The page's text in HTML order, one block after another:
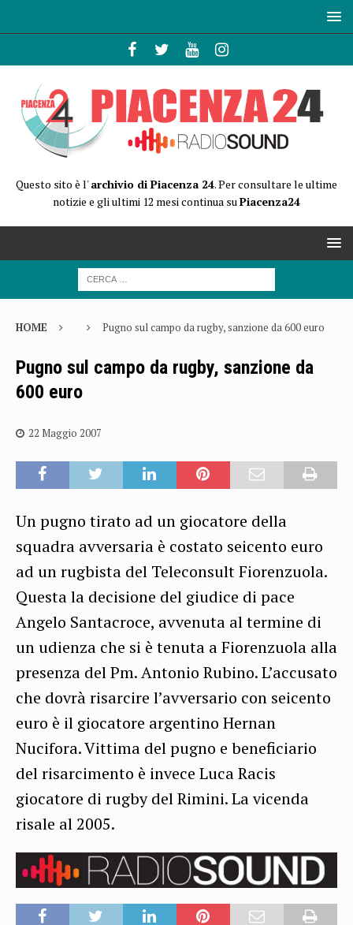
Questo sito è l'archivio di Piacenza 24. Per consultare le ultime
notizie e gli ultimi 12 mesi continua suPiacenza24
HOME Pugno sul campo da rugby, sanzione da 600 euro
Pugno sul campo da rugby, sanzione da
600 euro
22 Maggio 2007
Un pugno tirato ad un giocatore della
squadra avversaria è costato seicento euro
ad un rugbista del Teleconsult Fiorenzuola.
Questa la decisione del giudice di pace
Angelo Santacroce, avvenuta al termine di
un udienza che si è tenuta a Fiorenzuola alla
presenza del Pm. Antonio Rubino. L’accusato
che dovrà risarcire l’avversario con seicento
euro è il giocatore argentino Hernan
Nucifora. Vittima del pugno e beneficiario
del risarcimento è invece Luca Racis
giocatore di rugby del Rimini. La vicenda
risale al 2005.